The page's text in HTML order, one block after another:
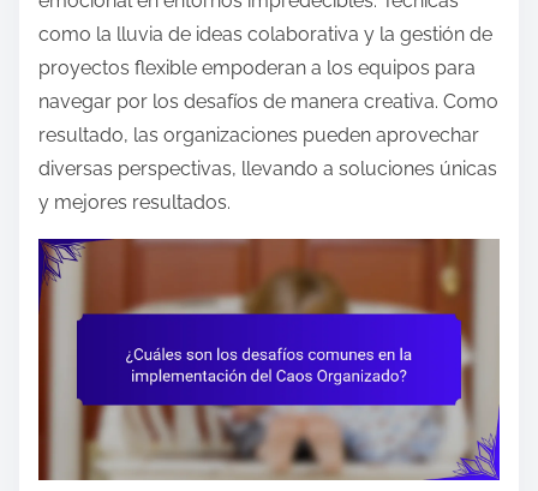
como la lluvia de ideas colaborativa y la gestión de
proyectos flexible empoderan a los equipos para
navegar por los desafíos de manera creativa. Como
resultado, las organizaciones pueden aprovechar
diversas perspectivas, llevando a soluciones únicas
y mejores resultados.